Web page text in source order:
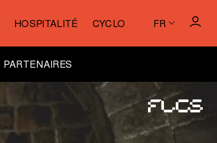
HOSPITALITÉ CYCLO FR
PARTENAIRES